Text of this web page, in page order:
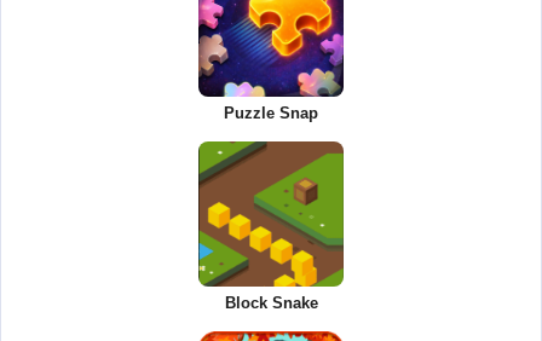
Puzzle Snap
Block Snake